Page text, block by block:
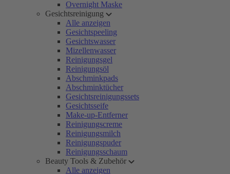
Overnight Maske
Gesichtsreinigung
Alle anzeigen
Gesichtspeeling
Gesichtswasser
Mizellenwasser
Reinigungsgel
Reinigungsöl
Abschminkpads
Abschminktücher
Gesichtsreinigungssets
Gesichtsseife
Make-up-Entferner
Reinigungscreme
Reinigungsmilch
Reinigungspuder
Reinigungsschaum
Beauty Tools & Zubehör
Alle anzeigen